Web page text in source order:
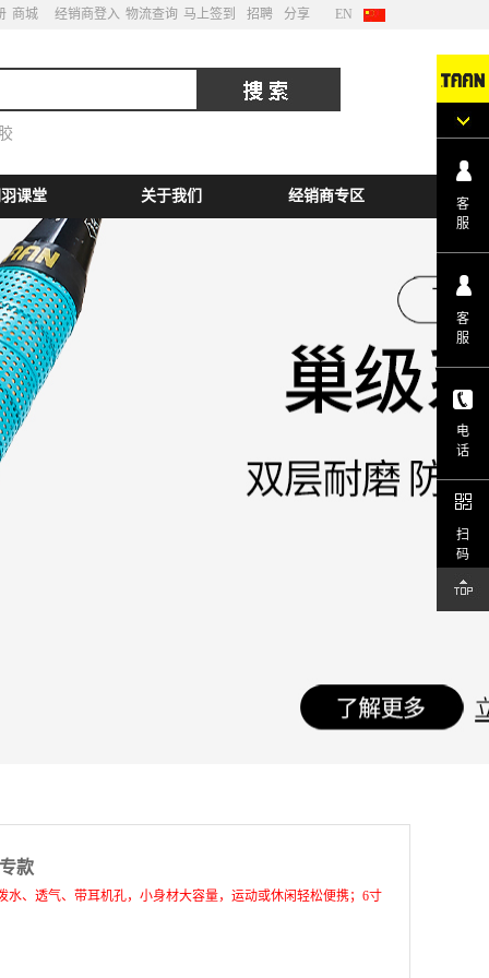
EN
招聘 分享
马上签到
物流查询
经销商登入
商城
课堂 关于我们 经销商专区
款
水、透气、带耳机孔，小身材大容量，运动或休闲轻松便携；6寸
客
服
客
服
电
话
扫
码